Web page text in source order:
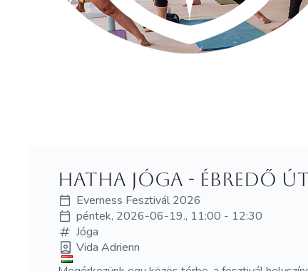
Hatha Jóga - Ébredő
Everness Fesztivál 2026
péntek, 2026-06-19., 11:00 - 12:30
Jóga
Vida Adrienn